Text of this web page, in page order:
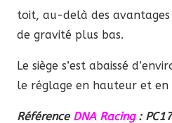
toit, au-delà des avantages
de gravité plus bas.
Le siège s’est abaissé
le réglage en hauteur et en
Référence DNA Racing: